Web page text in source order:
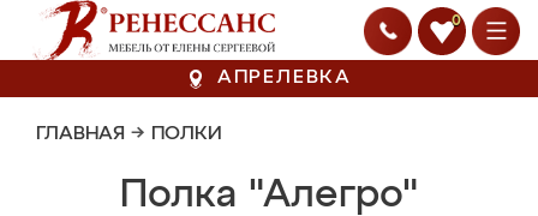
0
АПРЕЛЕВКА
ГЛАВНАЯ → ПОЛКИ
Полка "Алегро"